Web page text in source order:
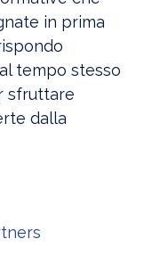
in prima
tempo stesso
sfruttare
dalla